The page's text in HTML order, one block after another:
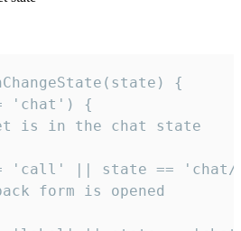
{
'chat') {
is in the chat state
'call' || state ==
form is opened